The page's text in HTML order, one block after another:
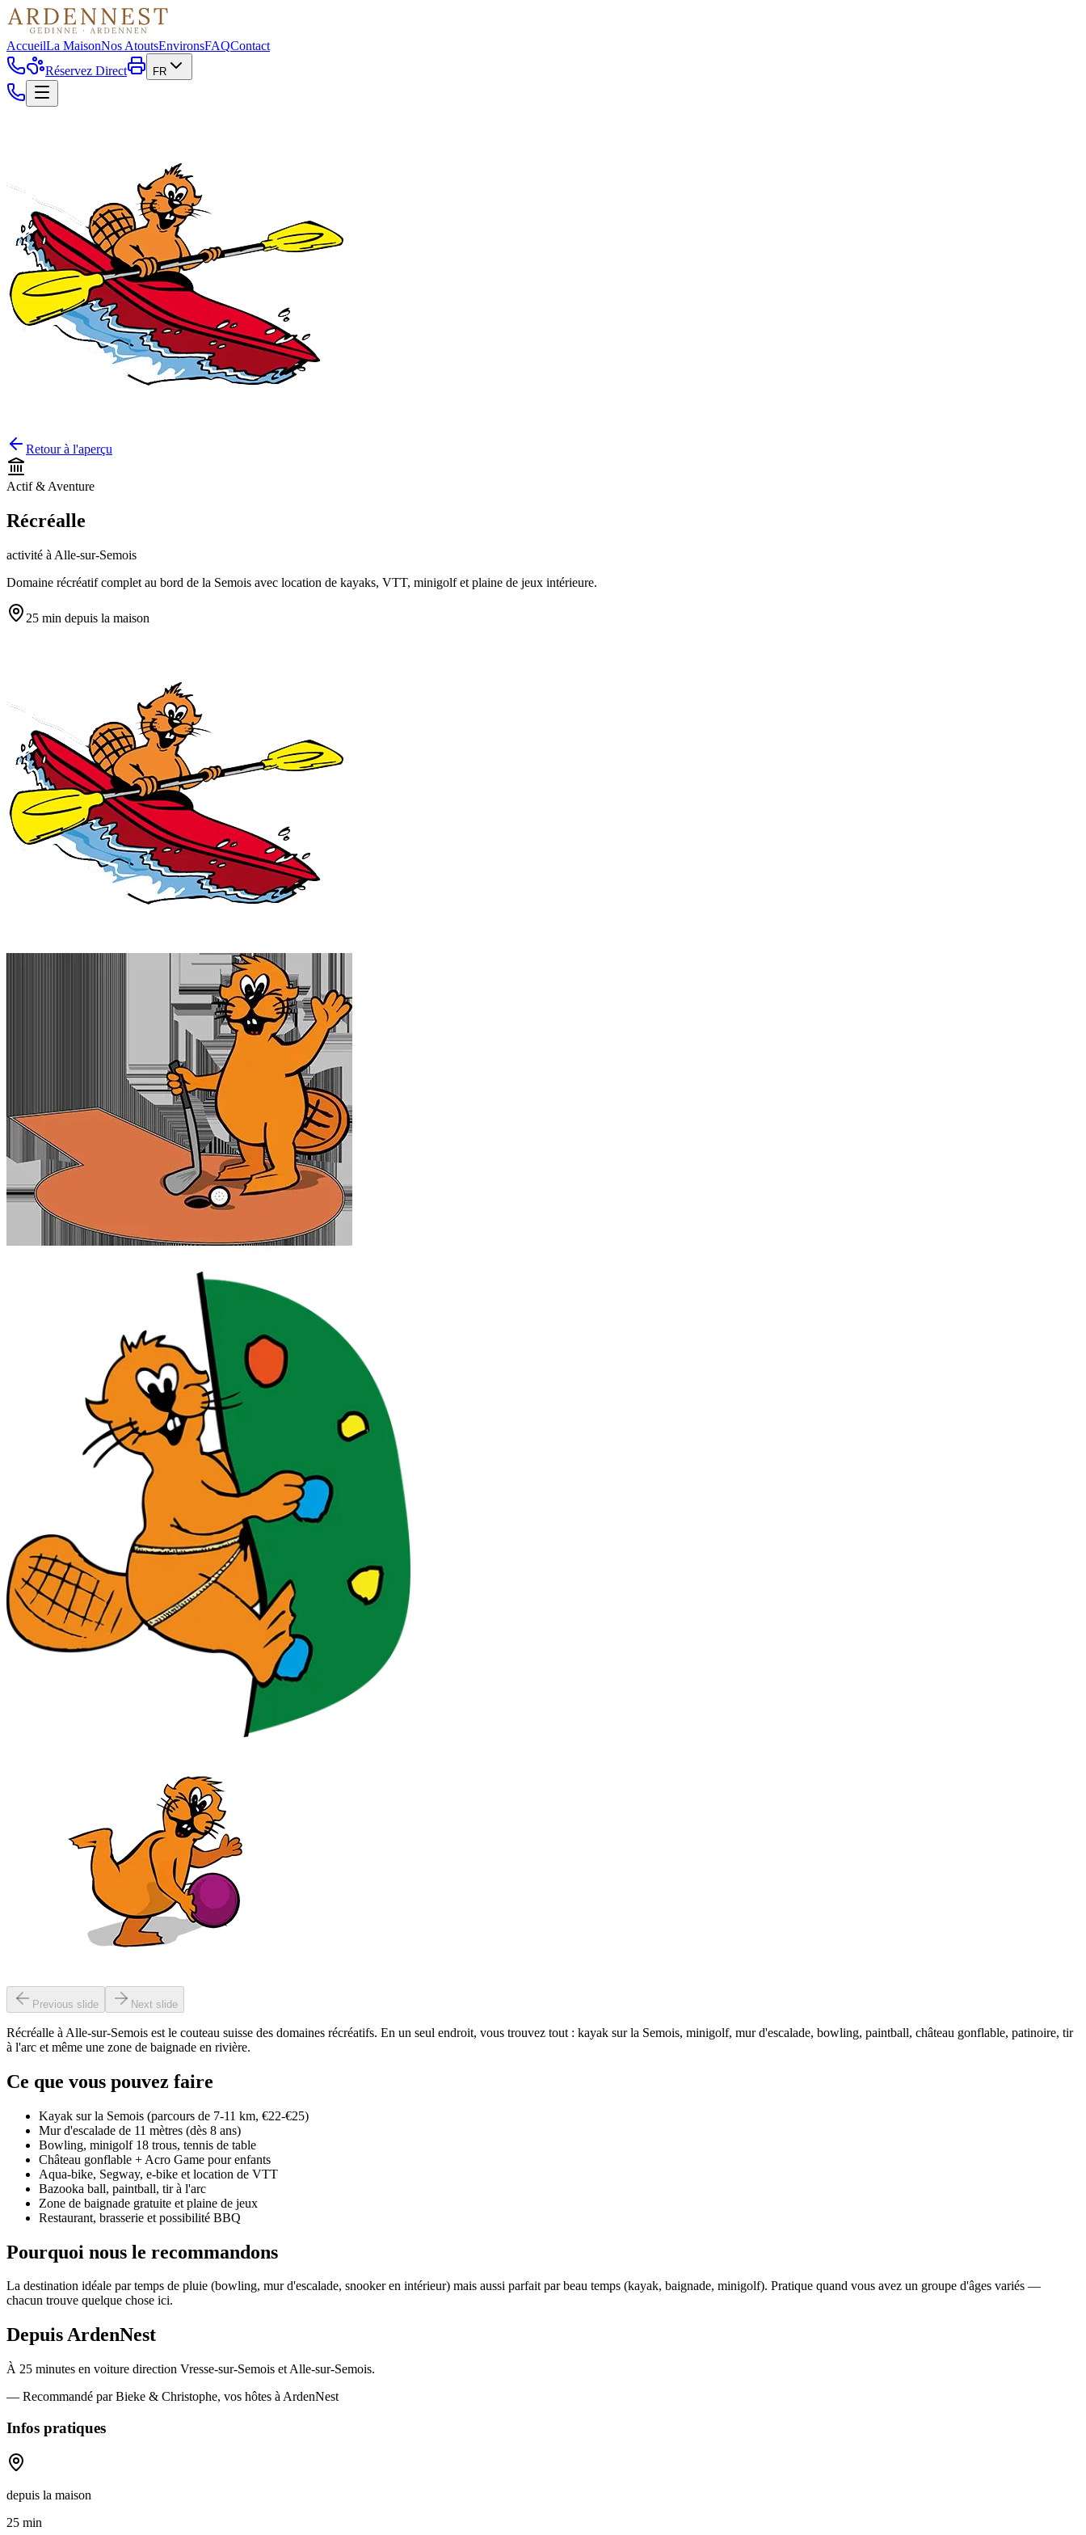
AccueilLa MaisonNos AtoutsEnvironsFAQContact
Réservez Direct
FR
Retour à l'aperçu
Actif & Aventure
Récréalle
activité à Alle-sur-Semois
Domaine récréatif complet au bord de la Semois avec location de kayaks, VTT, minigolf et plaine de jeux intérieure.
25 min depuis la maison
Previous slide Next slide
Récréalle à Alle-sur-Semois est le couteau suisse des domaines récréatifs. En un seul endroit, vous trouvez tout : kayak sur la Semois, minigolf, mur d'escalade, bowling, paintball, château gonflable, patinoire, tir
à l'arc et même une zone de baignade en rivière.
Ce que vous pouvez faire
Kayak sur la Semois (parcours de 7-11 km, €22-€25)
Mur d'escalade de 11 mètres (dès 8 ans)
Bowling, minigolf 18 trous, tennis de table
Château gonflable + Acro Game pour enfants
Aqua-bike, Segway, e-bike et location de VTT
Bazooka ball, paintball, tir à l'arc
Zone de baignade gratuite et plaine de jeux
Restaurant, brasserie et possibilité BBQ
Pourquoi nous le recommandons
La destination idéale par temps de pluie (bowling, mur d'escalade, snooker en intérieur) mais aussi parfait par beau temps (kayak, baignade, minigolf). Pratique quand vous avez un groupe d'âges variés —
chacun trouve quelque chose ici.
Depuis ArdenNest
À 25 minutes en voiture direction Vresse-sur-Semois et Alle-sur-Semois.
— Recommandé par Bieke & Christophe, vos hôtes à ArdenNest
Infos pratiques
depuis la maison
25 min